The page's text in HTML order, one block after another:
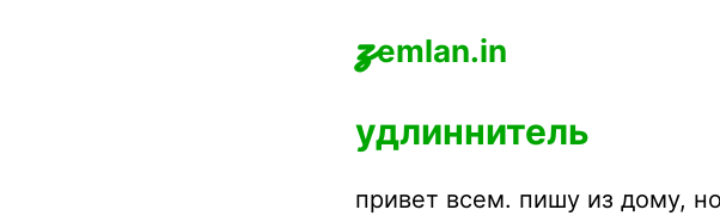
zemlan.in
удлиннитель
привет всем. пишу из дому,